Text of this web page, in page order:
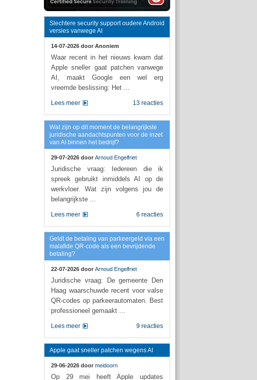
Slechtere security support oudere Android
versies vanwege AI
14-07-2026 door Anoniem
Waar recent in het nieuws kwam dat
Apple sneller gaat patchen vanwege
AI, maakt Google een wel erg
vreemde beslissing: Het ...
13 reacties
Lees meer
Wat zijn op dit moment de belangrijkste
juridische aandachtspunten voor de inzet
van AI binnen het bedrijf?
29-07-2026 door Arnoud Engelfriet
Juridische vraag: Iedereen die ik
spreek gebruikt inmiddels AI op de
werkvloer. Wat zijn volgens jou de
belangrijkste ...
6 reacties
Lees meer
Geldt de betaling van parkeergeld via een
malafide QR-code als een bevrijdende
betaling?
22-07-2026 door Arnoud Engelfriet
Juridische vraag: De gemeente Den
Haag waarschuwde recent voor valse
QR-codes op parkeerautomaten. Best
professioneel gemaakt ...
9 reacties
Lees meer
Apple gaat sneller patchen wegens AI
29-06-2026 door meidoorn
Op 29 mei heeft Apple updates